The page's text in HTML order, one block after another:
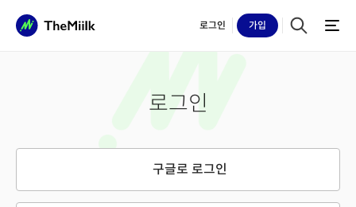
로그인 가입
로그인
구글로 로그인